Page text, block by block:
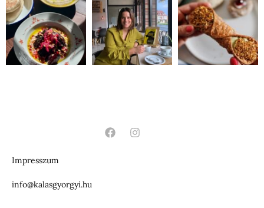
Impresszum
info@kalasgyorgyi.hu